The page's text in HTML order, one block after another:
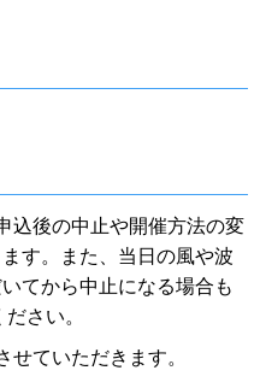
込後の中止や開催方法の変
す。また、当日の風や波
てから中止になる場合も
さい。
せていただきます。